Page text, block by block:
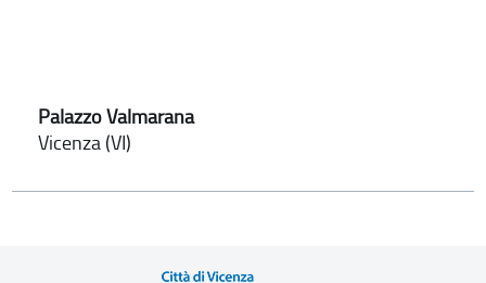
Palazzo Valmarana
Vicenza (VI)